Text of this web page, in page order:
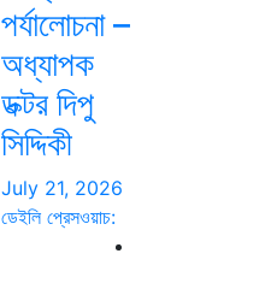
পর্যালোচনা –
অধ্যাপক
ডক্টর দিপু
সিদ্দিকী
July 21, 2026
ডেইলি প্রেসওয়াচ: